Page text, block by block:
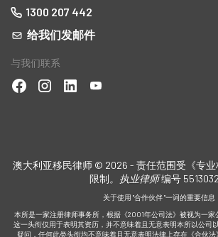
1300 207 442
给我们发邮件
与我们联系
澳大利亚移民律师 © 2026 - 责任范围受《专
限制。执业律师编号 5513032
关于使用 "合作伙伴 "一词的重要信息
本所是一家注册律师事务所，根据《2001年公司法》被视为一家
这一头衔仅用于表明其资历，并不意味着且无意表明本所以公司
疑问，任何此类头衔均不意味着且无意表明法律上存在《合伙法